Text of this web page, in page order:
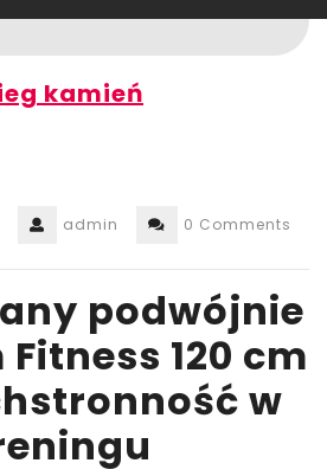
kamień
admin 0 Comments
podwójnie
120 cm
w